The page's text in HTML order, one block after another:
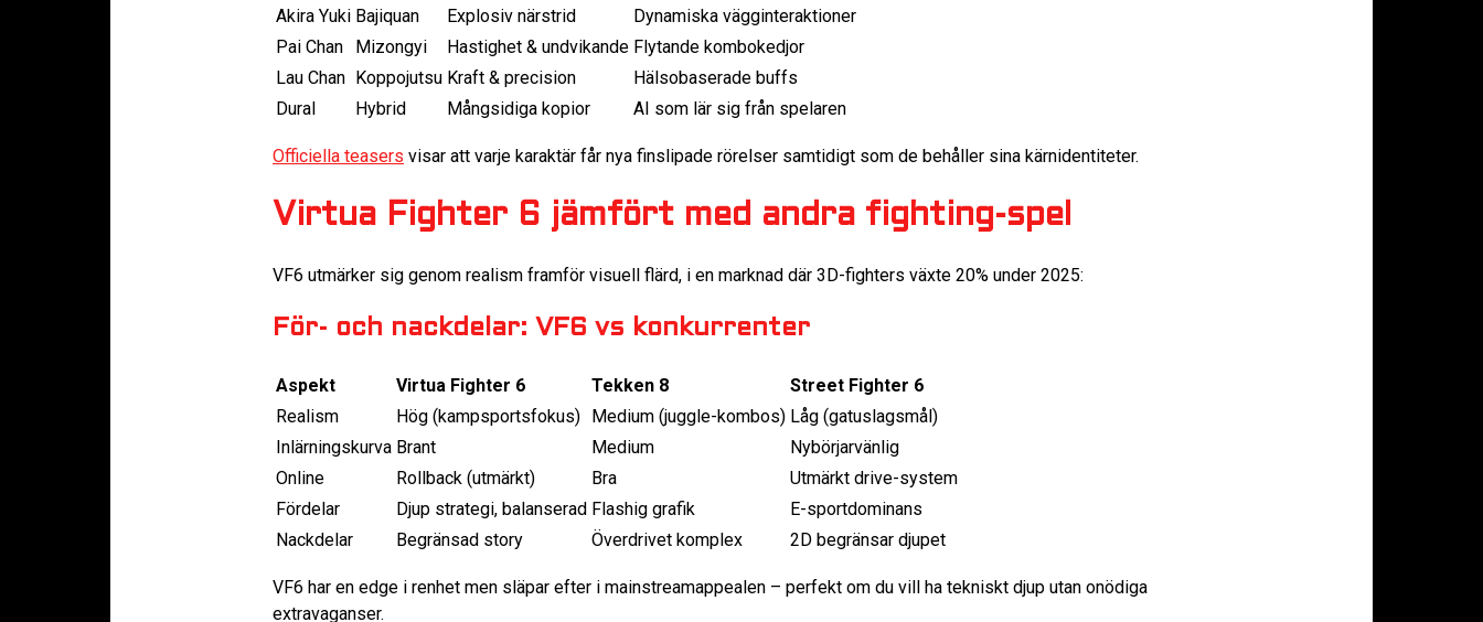
Akira Yuki Bajiquan Explosiv närstrid
Dynamiska vägginteraktioner
Pai Chan
Mizongyi Hastighet & undvikande Flytande kombokedjor
Lau Chan Koppojutsu Kraft & precision
Hälsobaserade buffs
Dural
Hybrid Mångsidiga kopior AI som lär sig från spelaren
Officiella teasers visar att varje karaktär får nya finslipade rörelser samtidigt som de behåller sina kärnidentiteter.
Virtua Fighter 6 jämfört med andra fighting-spel
VF6 utmärker sig genom realism framför visuell flärd, i en marknad där 3D-fighters växte 20% under 2025:
För- och nackdelar: VF6 vs konkurrenter
Aspekt Virtua Fighter 6 Tekken 8
Street Fighter 6
Realism
Hög (kampsportsfokus) Medium (juggle-kombos) Låg (gatuslagsmål)
Inlärningskurva Brant Medium
Nybörjarvänlig
Online
Rollback (utmärkt) Bra
Utmärkt drive-system
Fördelar
Djup strategi, balanserad Flashig grafik
E-sportdominans
Nackdelar
Begränsad story Överdrivet komplex 2D begränsar djupet
VF6 har en edge i renhet men släpar efter i mainstreamappealen – perfekt om du vill ha tekniskt djup utan onödiga
extravaganser.